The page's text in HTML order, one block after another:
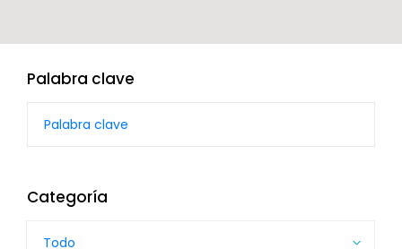
Palabra clave
Categoría
Todo